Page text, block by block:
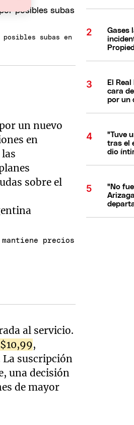
subas en
un nuevo
en
sobre el
precios
al servicio.
,
La suscripción
una decisión
de mayor
Gases
El
cara
por un
"Tuve
tras el
dio
"No